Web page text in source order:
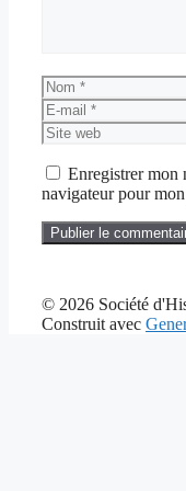
Nom
Enregistrer mon
navigateur pour
© 2026 Société
Construit avec